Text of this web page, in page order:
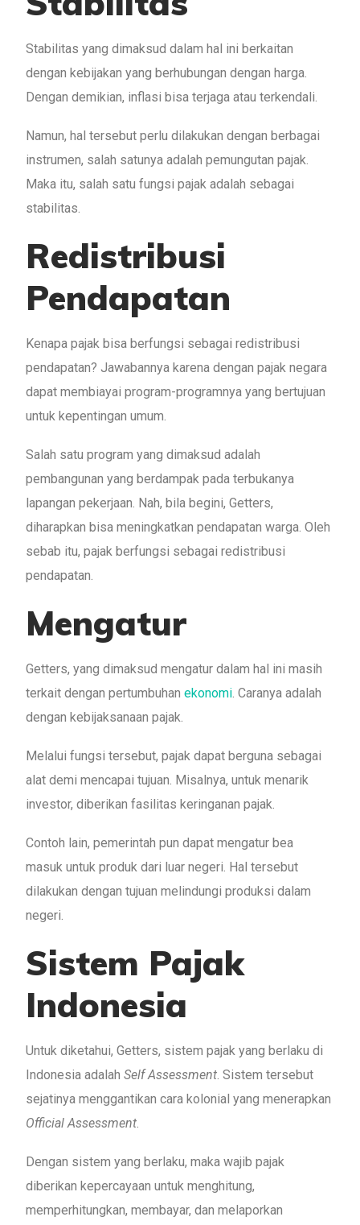
Stabilitas yang dimaksud dalam hal ini berkaitan
dengan kebijakan yang berhubungan dengan harga.
Dengan demikian, inflasi bisa terjaga atau terkendali.
Namun, hal tersebut perlu dilakukan dengan berbagai
instrumen, salah satunya adalah pemungutan pajak.
Maka itu, salah satu fungsi pajak adalah sebagai
stabilitas.
Redistribusi
Pendapatan
Kenapa pajak bisa berfungsi sebagai redistribusi
pendapatan? Jawabannya karena dengan pajak negara
dapat membiayai program-programnya yang bertujuan
untuk kepentingan umum.
Salah satu program yang dimaksud adalah
pembangunan yang berdampak pada terbukanya
lapangan pekerjaan. Nah, bila begini, Getters,
diharapkan bisa meningkatkan pendapatan warga. Oleh
sebab itu, pajak berfungsi sebagai redistribusi
pendapatan.
Mengatur
Getters, yang dimaksud mengatur dalam hal ini masih
terkait dengan pertumbuhanekonomi. Caranya adalah
dengan kebijaksanaan pajak.
Melalui fungsi tersebut, pajak dapat berguna sebagai
alat demi mencapai tujuan. Misalnya, untuk menarik
investor, diberikan fasilitas keringanan pajak.
Contoh lain, pemerintah pun dapat mengatur bea
masuk untuk produk dari luar negeri. Hal tersebut
dilakukan dengan tujuan melindungi produksi dalam
negeri.
Sistem Pajak
Indonesia
Untuk diketahui, Getters, sistem pajak yang berlaku di
Indonesia adalahSelf Assessment. Sistem tersebut
sejatinya menggantikan cara kolonial yang menerapkan
Official Assessment.
Dengan sistem yang berlaku, maka wajib pajak
diberikan kepercayaan untuk menghitung,
memperhitungkan, membayar, dan melaporkan